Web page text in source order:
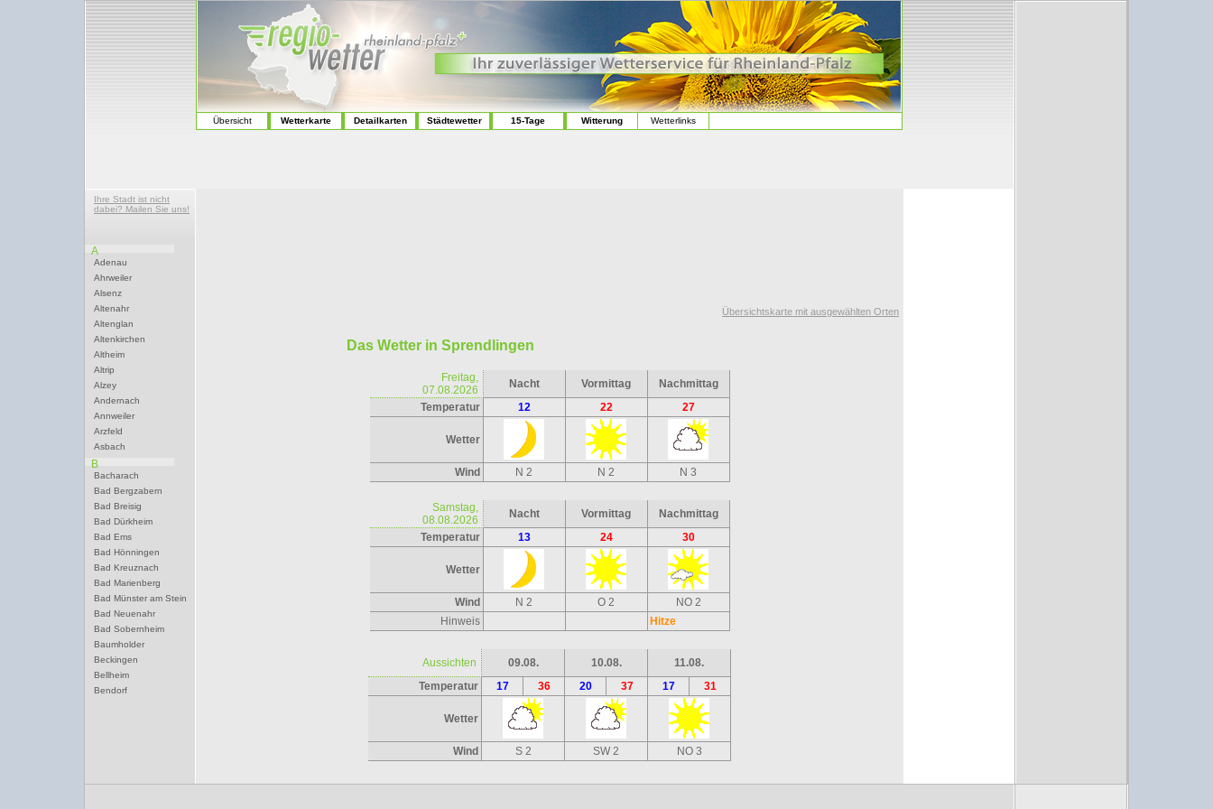
Übersicht Wetterkarte Detailkarten Städtewetter 15-Tage Witterung Wetterlinks
Ihre Stadt ist nicht
dabei? Mailen Sie uns!
A
Adenau
Ahrweiler
Alsenz
Altenahr
Altenglan
Altenkirchen
Altheim
Altrip
Alzey
Andernach
Annweiler
Arzfeld
Asbach
B
Bacharach
Bad Bergzabern
Bad Breisig
Bad Dürkheim
Bad Ems
Bad Hönningen
Bad Kreuznach
Bad Marienberg
Bad Münster am Stein
Bad Neuenahr
Bad Sobernheim
Baumholder
Beckingen
Bellheim
Bendorf
Birkenfeld
Übersichtskarte mit ausgewählten Orten
Das Wetter in Sprendlingen
Freitag,
07.08.2026
Nacht Vormittag
Nachmittag
Temperatur
12 22 27
Wetter
Wind N 2 N 2 N 3
Samstag,
08.08.2026
Nacht Vormittag
Nachmittag
Temperatur
13 24 30
Wetter
Wind N 2 O 2
NO 2
Hinweis
Hitze
Aussichten 09.08. 10.08.
11.08.
Temperatur
17 36 20 37 17 31
Wetter
Wind S 2 SW 2 NO 3